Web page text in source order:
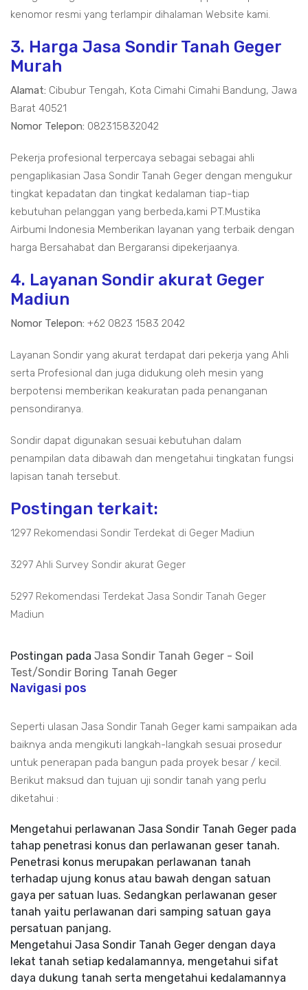
kenomor resmi yang terlampir dihalaman Website kami.
3. Harga Jasa Sondir Tanah Geger
Murah
Alamat: Cibubur Tengah, Kota Cimahi Cimahi Bandung, Jawa
Barat 40521
Nomor Telepon: 082315832042
Pekerja profesional terpercaya sebagai sebagai ahli
pengaplikasian Jasa Sondir Tanah Geger dengan mengukur
tingkat kepadatan dan tingkat kedalaman tiap-tiap
kebutuhan pelanggan yang berbeda,kami PT.Mustika
Airbumi Indonesia Memberikan layanan yang terbaik dengan
harga Bersahabat dan Bergaransi dipekerjaanya.
4. Layanan Sondir akurat Geger
Madiun
Nomor Telepon: +62 0823 1583 2042
Layanan Sondir yang akurat terdapat dari pekerja yang Ahli
serta Profesional dan juga didukung oleh mesin yang
berpotensi memberikan keakuratan pada penanganan
pensondiranya.
Sondir dapat digunakan sesuai kebutuhan dalam
penampilan data dibawah dan mengetahui tingkatan fungsi
lapisan tanah tersebut.
Postingan terkait:
1297 Rekomendasi Sondir Terdekat di Geger Madiun
3297 Ahli Survey Sondir akurat Geger
5297 Rekomendasi Terdekat Jasa Sondir Tanah Geger
Madiun
Postingan pada Jasa Sondir Tanah Geger - Soil
Test/Sondir Boring Tanah Geger
Navigasi pos
Seperti ulasan Jasa Sondir Tanah Geger kami sampaikan ada
baiknya anda mengikuti langkah-langkah sesuai prosedur
untuk penerapan pada bangun pada proyek besar / kecil.
Berikut maksud dan tujuan uji sondir tanah yang perlu
diketahui :
Mengetahui perlawanan Jasa Sondir Tanah Geger pada
tahap penetrasi konus dan perlawanan geser tanah.
Penetrasi konus merupakan perlawanan tanah
terhadap ujung konus atau bawah dengan satuan
gaya per satuan luas. Sedangkan perlawanan geser
tanah yaitu perlawanan dari samping satuan gaya
persatuan panjang.
Mengetahui Jasa Sondir Tanah Geger dengan daya
lekat tanah setiap kedalamannya, mengetahui sifat
daya dukung tanah serta mengetahui kedalamannya